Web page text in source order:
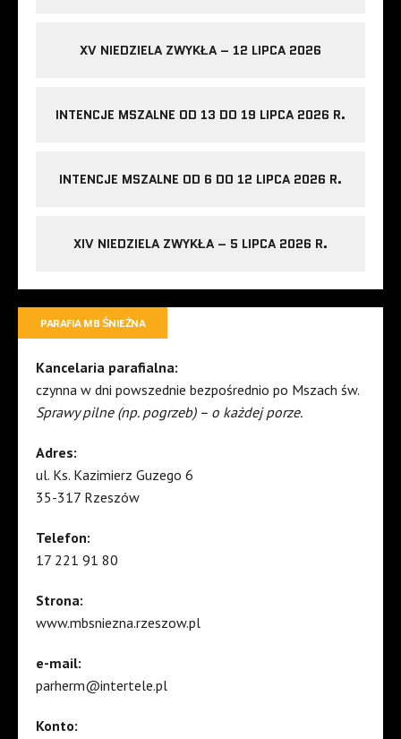
XV NIEDZIELA ZWYKŁA – 12 LIPCA 2026
INTENCJE MSZALNE OD 13 DO 19 LIPCA 2026 R.
INTENCJE MSZALNE OD 6 DO 12 LIPCA 2026 R.
XIV NIEDZIELA ZWYKŁA – 5 LIPCA 2026 R.
PARAFIA MB ŚNIEŻNA
Kancelaria parafialna:
czynna w dni powszednie bezpośrednio po Mszach św.
Sprawy pilne (np. pogrzeb) – o każdej porze.
Adres:
ul. Ks. Kazimierz Guzego 6
35-317 Rzeszów
Telefon:
17 221 91 80
Strona:
www.mbsniezna.rzeszow.pl
e-mail:
parherm@intertele.pl
Konto: